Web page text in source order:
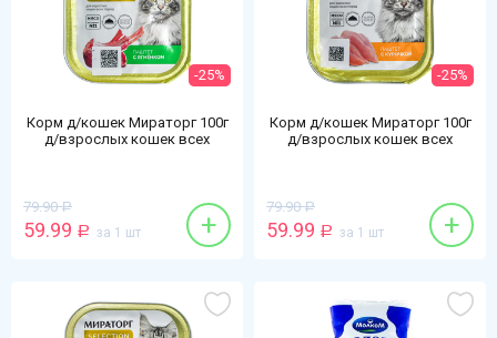
-25%
Корм д/кошек Мираторг 100г
д/взрослых кошек всех
79.90 Р
59.99 Р за 1 шт +
-25%
Корм д/кошек Мираторг 100г
д/взрослых кошек всех
79.90 Р
59.99 Р за 1 шт +